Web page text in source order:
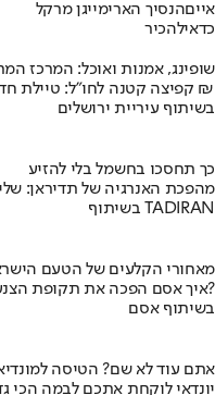
אייםהנסיך הארימייגן מרקל
כדאילהכיר
שופינג, אמנות ואוכל: המרכז
קפיצה קטנה לחו"ל: טיילת חדשה, מיצגי אמנות, וכיכרות משופצות בהשקעה של 100 מיליון ₪
בשיתוף עיריית ירושלים
כך תחסכו בחשמל בלי להזיע
מהפכת האנרגיה של תדיראן:
בשיתוף TADIRAN
מאחורי הקלעים של הטעם
איך אסם הפכה את תקופת הצנע והמחסור הקשה של שנות ה-40 למותג לאומי?
בשיתוף אסם
אתם עוד לא שם? הטיסה
יונדאי לוקחת אתכם לבמה הכי